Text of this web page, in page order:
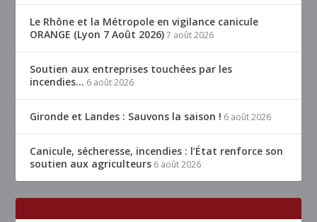
Le Rhône et la Métropole en vigilance canicule
ORANGE (Lyon 7 Août 2026) 7 août 2026
Soutien aux entreprises touchées par les
incendies… 6 août 2026
Gironde et Landes : Sauvons la saison ! 6 août 2026
Canicule, sécheresse, incendies : l’État renforce son
soutien aux agriculteurs 6 août 2026